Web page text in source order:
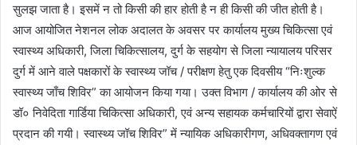
सुलझ जाता है। इसमें न तो किसी की हार होती है न ही किसी की जीत होती है।
आज आयोजित नेशनल लोक अदालत के अवसर पर कार्यालय मुख्य चिकित्सा एवं
स्वास्थ्य अधिकारी, जिला चिकित्सालय, दुर्ग के सहयोग से जिला न्यायालय परिसर
दुर्ग में आने वाले पक्षकारों के स्वास्थ्य जॉच / परीक्षण हेतु एक दिवसीय “निःशुल्क
स्वास्थ्य जाँच शिविर” का आयोजन किया गया। उक्त विभाग / कार्यालय की ओर से
डॉ० निवेदिता गार्डिया चिकित्सा अधिकारी, एवं अन्य सहायक कर्मचारियों द्वारा सेवाऐं
प्रदान की गयी। स्वास्थ्य जॉच शिविर” में न्यायिक अधिकारीगण, अधिवक्तागण एवं